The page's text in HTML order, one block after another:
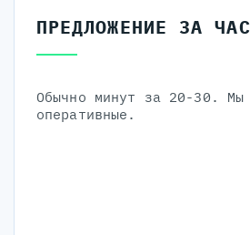
ПРЕДЛОЖЕНИЕ ЗА ЧАС
Обычно минут за 20-30. Мы
оперативные.